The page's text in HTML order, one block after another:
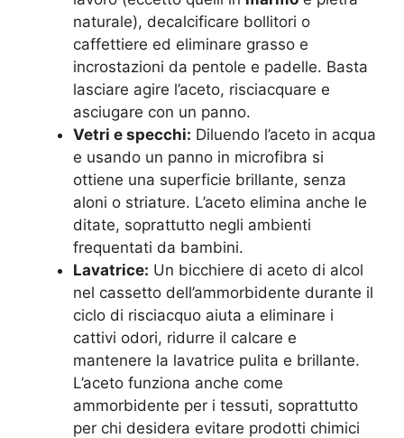
naturale), decalcificare bollitori o
caffettiere ed eliminare grasso e
incrostazioni da pentole e padelle. Basta
lasciare agire l’aceto, risciacquare e
asciugare con un panno.
Vetri e specchi: Diluendo l’aceto in acqua
e usando un panno in microfibra si
ottiene una superficie brillante, senza
aloni o striature. L’aceto elimina anche le
ditate, soprattutto negli ambienti
frequentati da bambini.
Lavatrice: Un bicchiere di aceto di alcol
nel cassetto dell’ammorbidente durante il
ciclo di risciacquo aiuta a eliminare i
cattivi odori, ridurre il calcare e
mantenere la lavatrice pulita e brillante.
L’aceto funziona anche come
ammorbidente per i tessuti, soprattutto
per chi desidera evitare prodotti chimici